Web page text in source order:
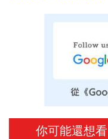
你可能還想看